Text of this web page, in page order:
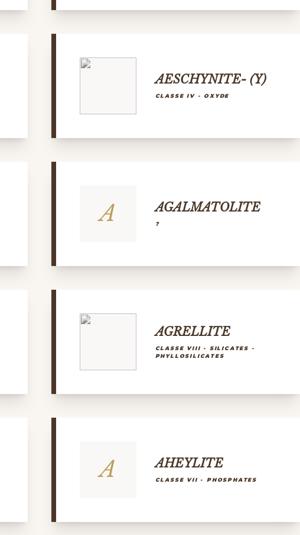
AESCHYNITE- (Y)
CLASSE IV - OXYDE
A AGALMATOLITE
?
AGRELLITE
CLASSE VIII - SILICATES -
PHYLLOSILICATES
A AHEYLITE
CLASSE VII - PHOSPHATES